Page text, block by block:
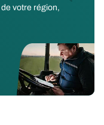
votre région,